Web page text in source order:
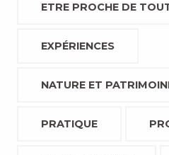
ETRE PROCHE DE
EXPÉRIENCES
NATURE ET
PRATIQUE